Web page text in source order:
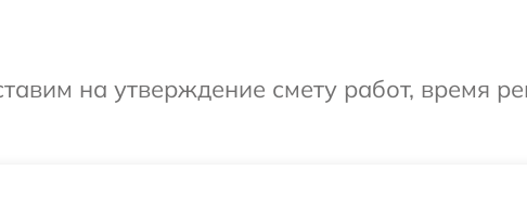
на утверждение смету работ, время